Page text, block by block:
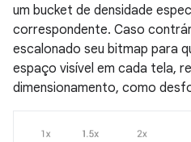
um bucket de densidade
correspondente. Caso
escalonado seu bitmap para
espaço visível em cada tela,
dimensionamento, como